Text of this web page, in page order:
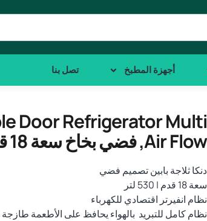
أجهزة المطبخ تصل بنا
Door Refrigerator Multi
Air Flow, فضي بخاخ سعة 18 قدم
دنكا ثلاجة بابين تصميم فضي
سعة 18 قدم | 530 لتر
نظام انفيرتر اقتصادي للكهرباء
نظام كامل للتبريد بالهواء يحافظ على الأطعمة طازجة